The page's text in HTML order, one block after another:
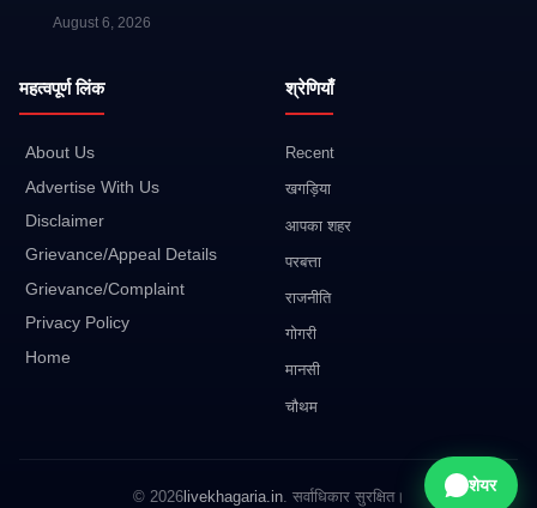
August 6, 2026
महत्वपूर्ण लिंक
About Us
Advertise With Us
Disclaimer
Grievance/Appeal Details
Grievance/Complaint
Privacy Policy
Home
श्रेणियाँ
Recent
खगड़िया
आपका शहर
परबत्ता
राजनीति
गोगरी
मानसी
चौथम
© 2026livekhagaria.in. सर्वाधिकार सुरक्षित।
शेयर